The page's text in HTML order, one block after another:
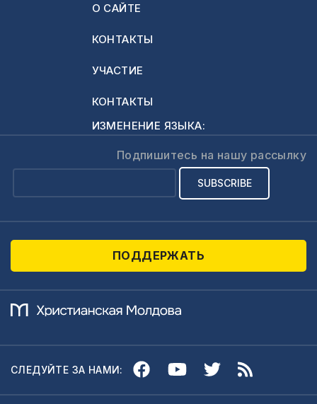
О САЙТЕ
КОНТАКТЫ
УЧАСТИЕ
КОНТАКТЫ
ИЗМЕНЕНИЕ ЯЗЫКА:
Подпишитесь на нашу рассылку
ПОДДЕРЖАТЬ
СЛЕДУЙТЕ ЗА НАМИ: